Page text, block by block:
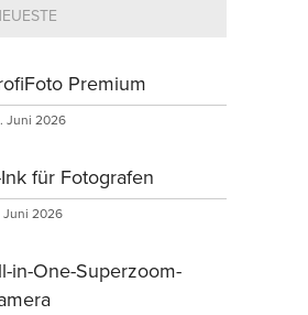
Premium
Juni 2026
für Fotografen
Juni 2026
in-One-Superzoom-